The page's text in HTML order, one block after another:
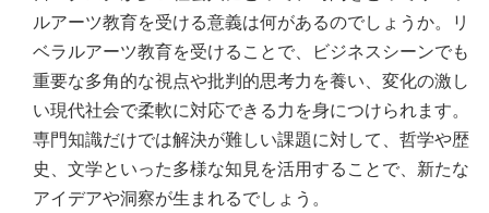
ルアーツ教育を受ける意義は何があるのでしょうか。リ
ベラルアーツ教育を受けることで、ビジネスシーンでも
重要な多角的な視点や批判的思考力を養い、変化の激し
い現代社会で柔軟に対応できる力を身につけられます。
専門知識だけでは解決が難しい課題に対して、哲学や歴
史、文学といった多様な知見を活用することで、新たな
アイデアや洞察が生まれるでしょう。